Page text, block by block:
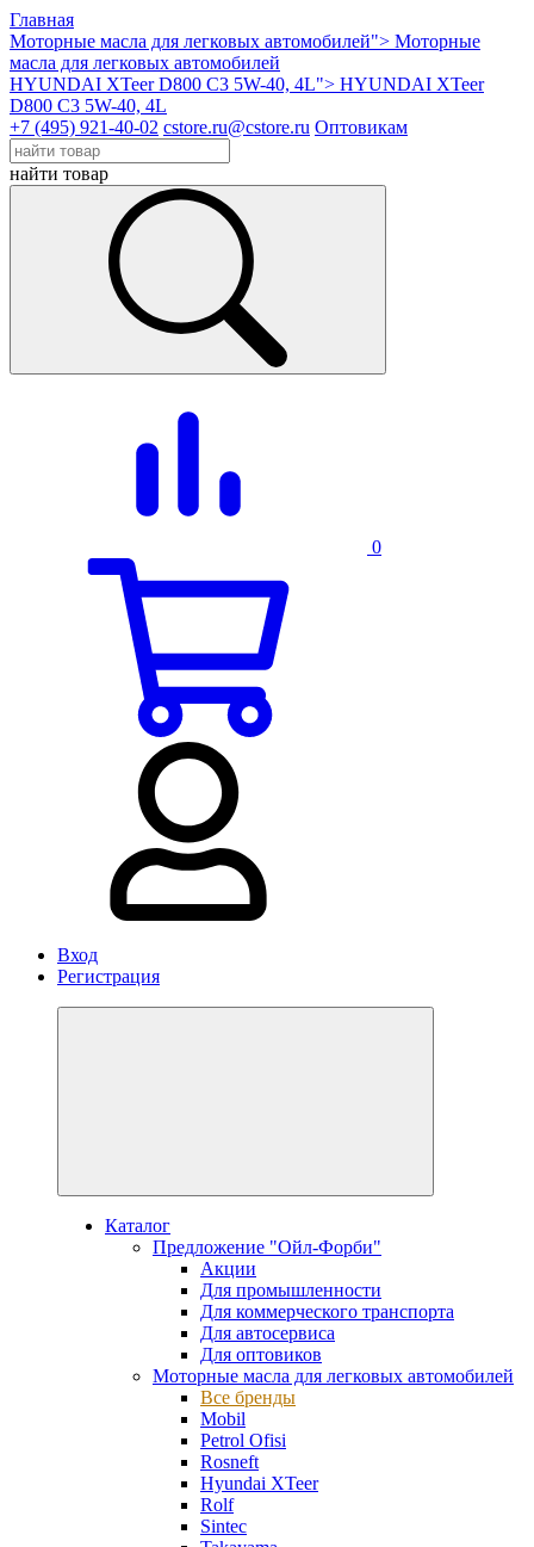
Главная
Моторные масла для легковых автомобилей"> Моторные
масла для легковых автомобилей
HYUNDAI XTeer D800 C3 5W-40, 4L"> HYUNDAI XTeer
D800 C3 5W-40, 4L
+7 (495) 921-40-02 cstore.ru@cstore.ru Оптовикам
найти товар
0
Вход
Регистрация
Каталог
Предложение "Ойл-Форби"
Акции
Для промышленности
Для коммерческого транспорта
Для автосервиса
Для оптовиков
Моторные масла для легковых автомобилей
Все бренды
Mobil
Petrol Ofisi
Rosneft
Hyundai XTeer
Rolf
Sintec